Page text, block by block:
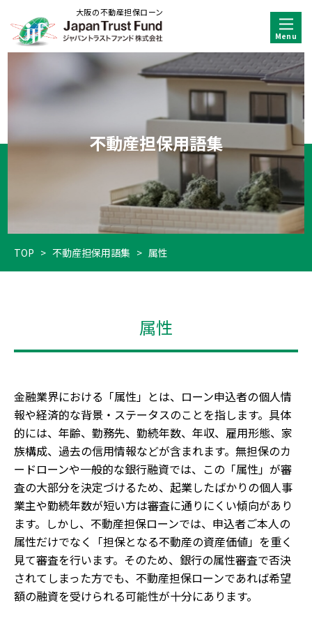
大阪の不動産担保ローン
不動産担保用語集
TOP > 不動産担保用語集 > 属性
属性
金融業界における「属性」とは、ローン申込者の個人情
報や経済的な背景・ステータスのことを指します。具体
的には、年齢、勤務先、勤続年数、年収、雇用形態、家
族構成、過去の信用情報などが含まれます。無担保のカ
ードローンや一般的な銀行融資では、この「属性」が審
査の大部分を決定づけるため、起業したばかりの個人事
業主や勤続年数が短い方は審査に通りにくい傾向があり
ます。しかし、不動産担保ローンでは、申込者ご本人の
属性だけでなく「担保となる不動産の資産価値」を重く
見て審査を行います。そのため、銀行の属性審査で否決
されてしまった方でも、不動産担保ローンであれば希望
額の融資を受けられる可能性が十分にあります。